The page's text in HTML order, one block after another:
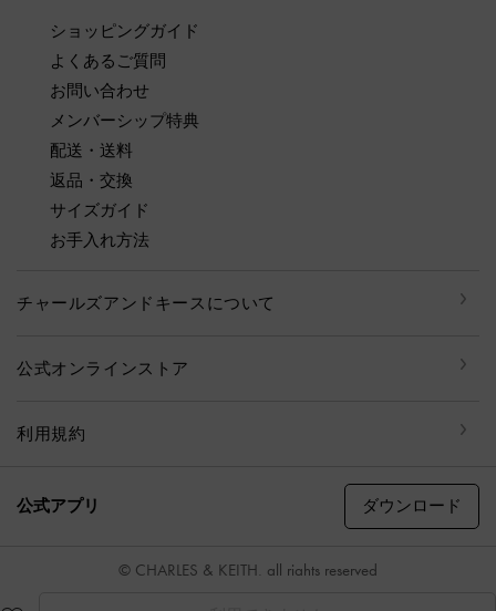
ショッピングガイド
よくあるご質問
お問い合わせ
メンバーシップ特典
配送・送料
返品・交換
サイズガイド
お手入れ方法
チャールズアンドキースについて
公式オンラインストア
利用規約
公式アプリ ダウンロード
© CHARLES & KEITH, all rights reserved